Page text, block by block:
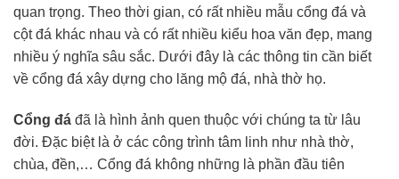
quan trọng. Theo thời gian, có rất nhiều mẫu cổng đá và
cột đá khác nhau và có rất nhiều kiểu hoa văn đẹp, mang
nhiều ý nghĩa sâu sắc. Dưới đây là các thông tin cần biết
về cổng đá xây dựng cho lăng mộ đá, nhà thờ họ.
Cổng đá đã là hình ảnh quen thuộc với chúng ta từ lâu
đời. Đặc biệt là ở các công trình tâm linh như nhà thờ,
chùa, đền,… Cổng đá không những là phần đầu tiên